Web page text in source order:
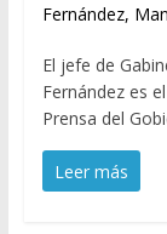
Fernández,
El jefe de
Fernández es
Prensa del
Leer más